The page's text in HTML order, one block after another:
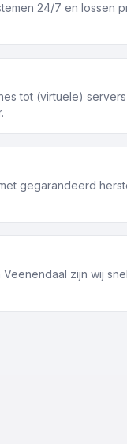
24/7 en lossen
tot (virtuele)
gegarandeerd
zijn wij